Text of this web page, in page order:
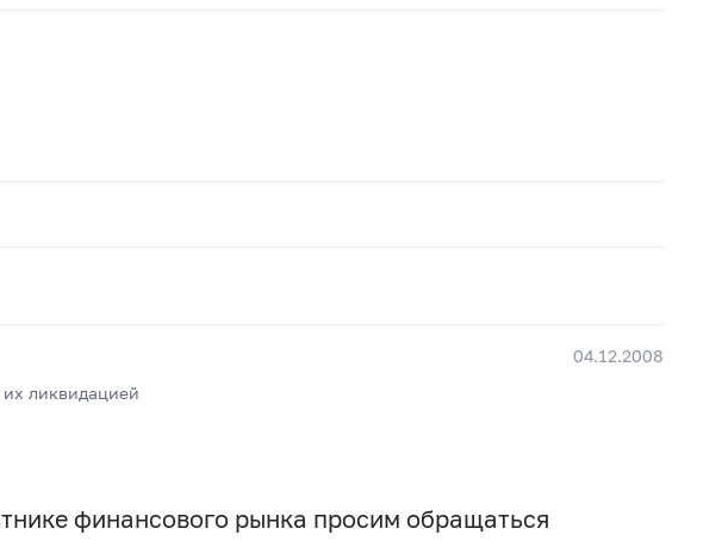
04.12.2008
ликвидацией
финансового рынка просим обращаться